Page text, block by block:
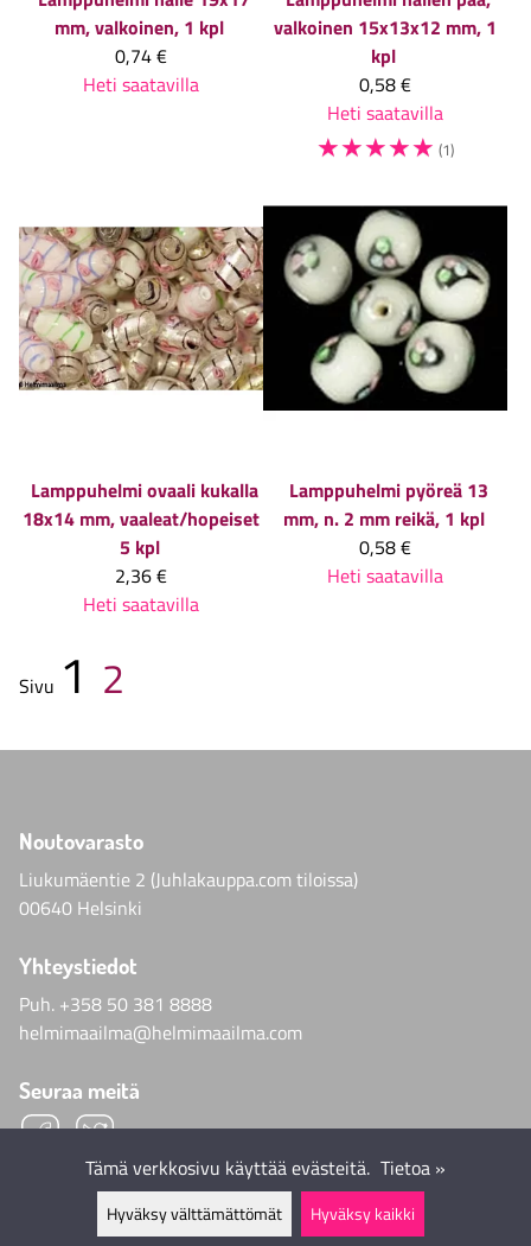
mm, valkoinen, 1 kpl
0,74 €
Heti saatavilla
valkoinen 15x13x12 mm, 1
kpl
0,58 €
Heti saatavilla
☆☆☆☆☆ (1)
Lamppuhelmi ovaali kukalla
18x14 mm, vaaleat/hopeiset
5 kpl
2,36 €
Heti saatavilla
Lamppuhelmi pyöreä 13
mm, n. 2 mm reikä, 1 kpl
0,58 €
Heti saatavilla
Sivu 1 2
Noutovarasto
Liukumäentie 2 (Juhlakauppa.com tiloissa)
00640 Helsinki
Yhteystiedot
Puh. +358 50 381 8888
helmimaailma@helmimaailma.com
Seuraa meitä
Tämä verkkosivu käyttää evästeitä. Tietoa »
Hyväksy välttämättömät Hyväksy kaikki